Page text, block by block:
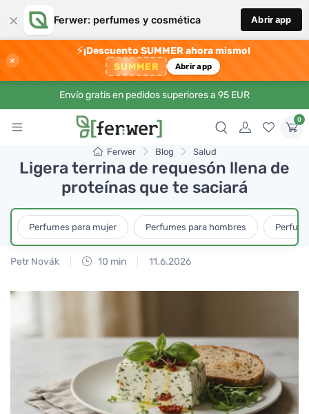
× Ferwer: perfumes y cosmética Abrir app
×
⚡¡Descuento SUMMER ahora mismo!
SUMMER Abrir app
Envío gratis en pedidos superiores a 95 EUR
0
Ferwer Blog Salud
Ligera terrina de requesón llena de
proteínas que te saciará
Perfumes para mujer Perfumes para hombres
Petr Novák 10 min 11.6.2026